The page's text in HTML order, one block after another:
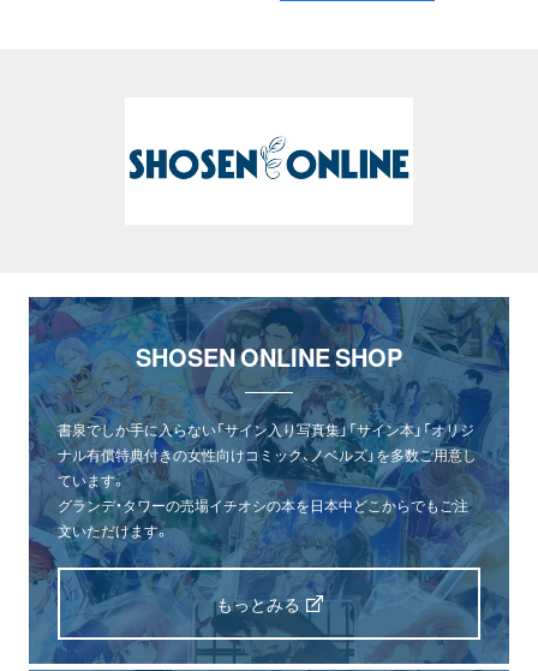
SHOSEN ONLINE SHOP
書泉でしか手に入らない「サイン入り写真集」「サイン本」「オリジ
ナル有償特典付きの女性向けコミック、ノベルズ」を多数ご用意し
ています。
グランデ・タワーの売場イチオシの本を日本中どこからでもご注
文いただけます。
もっとみる